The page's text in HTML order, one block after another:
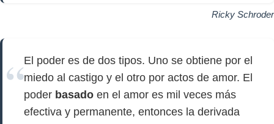
Ricky Schroder
El poder es de dos tipos. Uno se obtiene por el
miedo al castigo y el otro por actos de amor. El
poder basado en el amor es mil veces más
efectiva y permanente, entonces la derivada